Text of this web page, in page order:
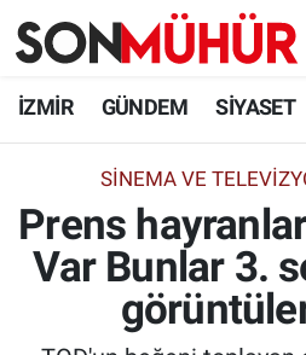
İZMİR GÜNDEM SİYASET
SINEMA VE
Prens
Var Bunlar 3.
İzmir Nöbetçi Eczaneler
İzmir Namaz Vakitleri
İzmir Trafik Yoğunluk
Süper Lig Puan Durumu